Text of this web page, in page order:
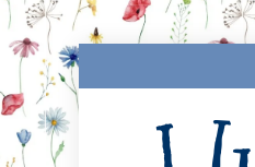
Skip
to